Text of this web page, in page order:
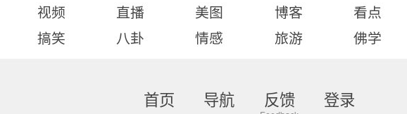
视频 直播 美图 博客
看点
搞笑
八卦 情感 旅游 佛学
首页 导航 反馈 登录